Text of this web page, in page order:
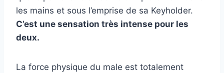
les mains et sous l’emprise de sa Keyholder.
C’est une sensation très intense pour les
deux.
La force physique du male est totalement